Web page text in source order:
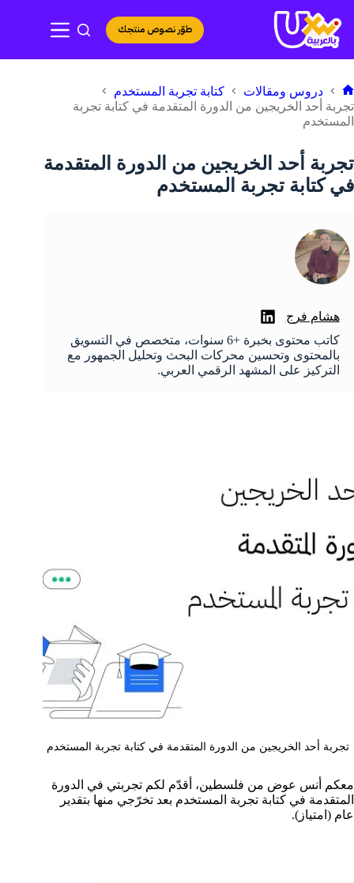
إلى
المحتوى
طوّر نصوص منتجك
الرئيسية
دروس ومقالات
كتابة تجربة المستخدم
تجربة أحد الخريجين من الدورة المتقدمة في كتابة تجربة
المستخدم
تجربة أحد الخريجين من الدورة المتقدمة
في كتابة تجربة المستخدم
هشام فرج
كاتب محتوى بخبرة +6 سنوات، متخصص في التسويق
بالمحتوى وتحسين محركات البحث وتحليل الجمهور مع
التركيز على المشهد الرقمي العربي.
تجربة أحد الخريجين من الدورة المتقدمة في كتابة تجربة المستخدم
معكم أنس عوض من فلسطين، أقدّم لكم تجربتي في الدورة
المتقدمة في كتابة تجربة المستخدم بعد تخرّجي منها بتقدير
عام (امتياز).